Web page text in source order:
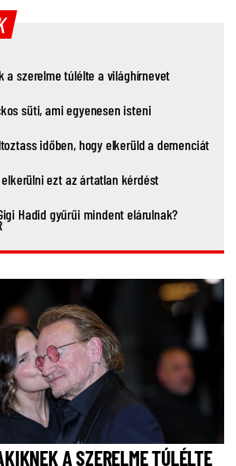
a szerelme túlélte a világhírnevet
süti, ami egyenesen isteni
időben, hogy elkerüld a demenciát
ezt az ártatlan kérdést
Hadid gyűrűi mindent elárulnak?
A SZERELME TÚLÉLTE